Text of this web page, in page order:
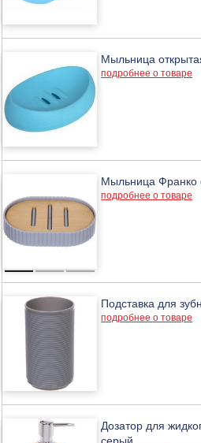
Мыльница
подробнее о товаре
Мыльница Франко
подробнее о товаре
Подставка для
подробнее о товаре
Дозатор для
серый